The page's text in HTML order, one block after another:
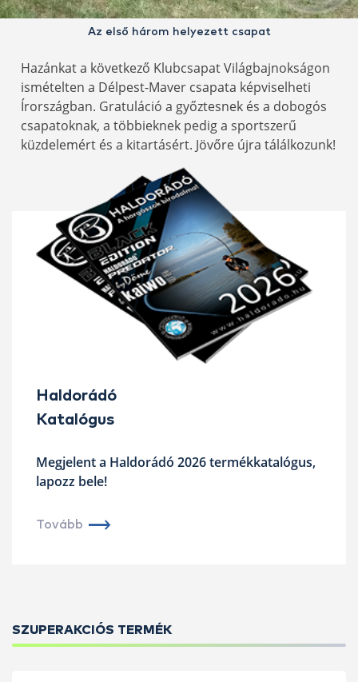
Az első három helyezett csapat
Hazánkat a következő Klubcsapat Világbajnokságon
ismételten a Délpest-Maver csapata képviselheti
Írországban. Gratuláció a győztesnek és a dobogós
csapatoknak, a többieknek pedig a sportszerű
küzdelemért és a kitartásért. Jövőre újra tálálkozunk!
Haldorádó
Katalógus
Megjelent a Haldorádó 2026 termékkatalógus,
lapozz bele!
Tovább
SZUPERAKCIÓS TERMÉK